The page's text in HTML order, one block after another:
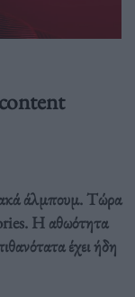
content
άλμπουμ. Τώρα
Η αθωότητα
έχει ήδη